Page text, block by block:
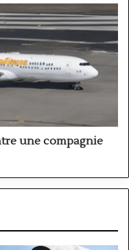
une compagnie